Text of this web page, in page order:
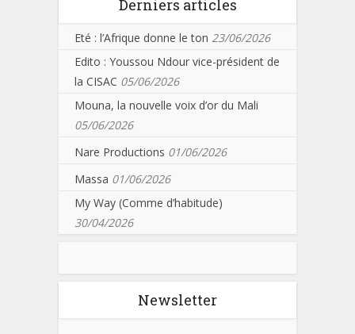
Derniers articles
Eté : l’Afrique donne le ton 23/06/2026
Edito : Youssou Ndour vice-président de
la CISAC 05/06/2026
Mouna, la nouvelle voix d’or du Mali
05/06/2026
Nare Productions 01/06/2026
Massa 01/06/2026
My Way (Comme d’habitude)
30/04/2026
Newsletter